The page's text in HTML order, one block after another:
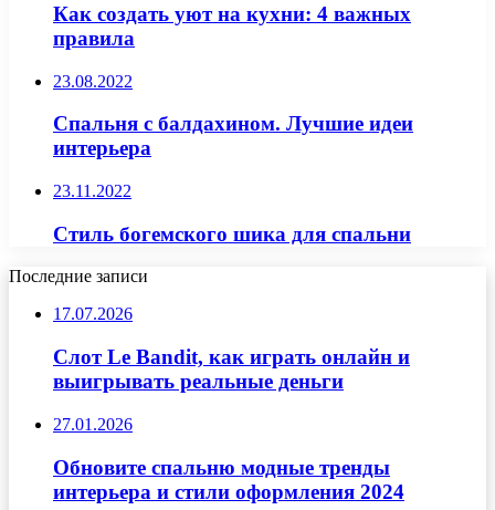
Как создать уют на кухни: 4 важных
правила
23.08.2022
Спальня с балдахином. Лучшие идеи
интерьера
23.11.2022
Стиль богемского шика для спальни
Последние записи
17.07.2026
Слот Le Bandit, как играть онлайн и
выигрывать реальные деньги
27.01.2026
Обновите спальню модные тренды
интерьера и стили оформления 2024